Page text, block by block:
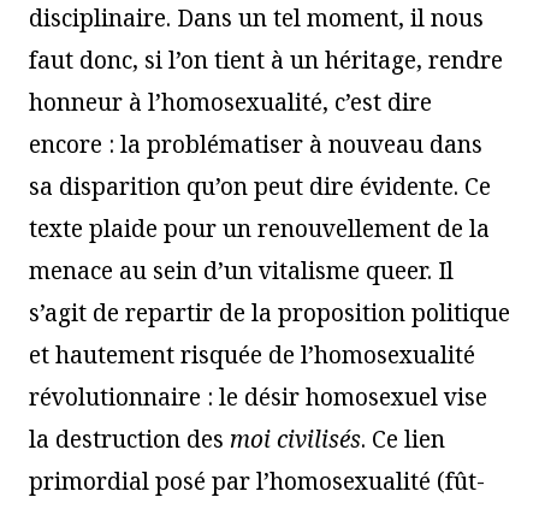
disciplinaire. Dans un tel moment, il nous
faut donc, si l’on tient à un héritage, rendre
honneur à l’homosexualité, c’est dire
encore : la problématiser à nouveau dans
sa disparition qu’on peut dire évidente. Ce
texte plaide pour un renouvellement de la
menace au sein d’un vitalisme queer. Il
s’agit de repartir de la proposition politique
et hautement risquée de l’homosexualité
révolutionnaire : le désir homosexuel vise
la destruction des moi civilisés. Ce lien
primordial posé par l’homosexualité (fût-